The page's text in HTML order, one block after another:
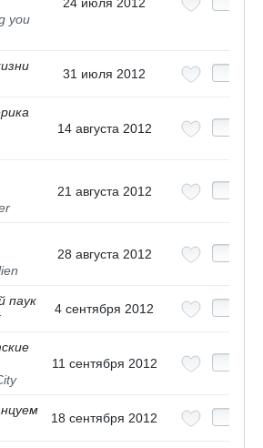
you
24 июля 2012
31 июля 2012
14 августа 2012
21 августа 2012
28 августа 2012
паук
4 сентября 2012
11 сентября 2012
18 сентября 2012